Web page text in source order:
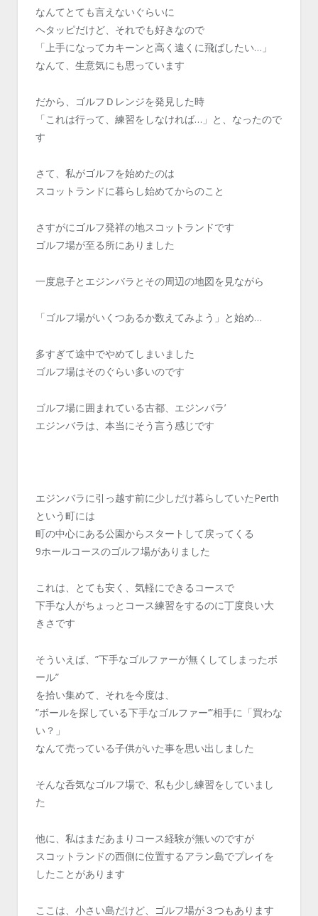
なんてとても言えないぐらいに
ヘタッピだけど、それでも好きなので
「上手になってカキーンと高く遠くに飛ばしたい…」
なんて、生意気にも思っています
だから、ゴルフＤレンジを発見した時
「これは行って、練習をしなければ…」と、なったので
す
さて、私がゴルフを始めたのは
スコットランドに暮らし始めてからのこと
さすがにゴルフ発祥の地スコットランドです
ゴルフ場が至る所にありました
一度息子とエジンバラとその周辺の地図を見ながら
「ゴルフ場がいくつあるか数えてみよう」と始め…
多すぎて途中でやめてしまいました
ゴルフ場はそのぐらい多いのです
ゴルフ場に囲まれている古都、エジンバラ’
エジンバラは、本当にそう言う感じです
エジンバラに引っ越す前に少しだけ暮らしていたPerth
という町には
町の中心にある公園からスタートして戻ってくる
9ホールコースのゴルフ場がありました
これは、とても安く、気軽にできるコースで
下手な人がちょっとコース練習をするのに丁度良い大
きさです
そういえば、”下手なゴルファーが無くしてしまったボ
ール”
を拾い集めて、それを今度は、
”ボールを探している下手なゴルファー’”相手に「買わな
い？」
なんて売っている子供がいた事を思い出しました
そんな呑気なゴルフ場で、私も少し練習をしていまし
た
他に、私はまだあまりコース経験が無いのですが
スコットランドの西側に位置するアラン島でプレイを
したことがあります
ここは、小さい島だけど、ゴルフ場が３つもあります